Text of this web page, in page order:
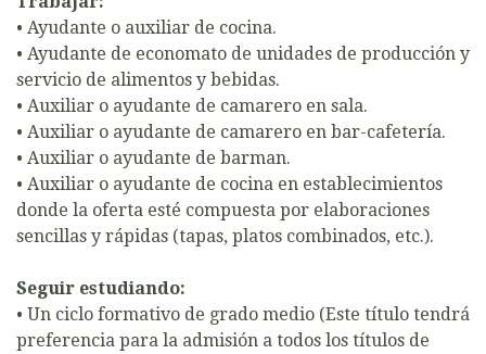
• Ayudante o auxiliar de cocina.
• Ayudante de economato de unidades de producción y
servicio de alimentos y bebidas.
• Auxiliar o ayudante de camarero en sala.
• Auxiliar o ayudante de camarero en bar-cafetería.
• Auxiliar o ayudante de barman.
• Auxiliar o ayudante de cocina en establecimientos
donde la oferta esté compuesta por elaboraciones
sencillas y rápidas (tapas, platos combinados, etc.).
Seguir estudiando:
• Un ciclo formativo de grado medio (Este título tendrá
preferencia para la admisión a todos los títulos de